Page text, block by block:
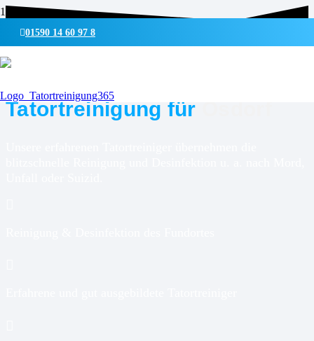
01590 14 60 97 8
Tatortreinigung für